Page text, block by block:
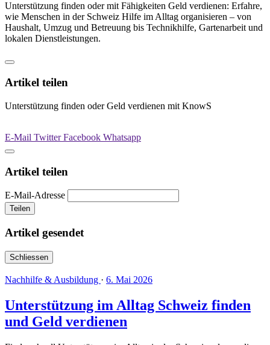
Unterstützung finden oder mit Fähigkeiten Geld verdienen: Erfahre,
wie Menschen in der Schweiz Hilfe im Alltag organisieren – von
Haushalt, Umzug und Betreuung bis Technikhilfe, Gartenarbeit und
lokalen Dienstleistungen.
Artikel teilen
Unterstützung finden oder Geld verdienen mit KnowS
E-Mail TwitterFacebook Whatsapp
Artikel teilen
E-Mail-Adresse
Teilen
Artikel gesendet
Schliessen
Nachhilfe & Ausbildung · 6. Mai 2026
Unterstützung im Alltag Schweiz finden
und Geld verdienen